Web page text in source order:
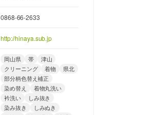
0868-66-2633
http://hinaya.sub.jp
岡山県 帯
津山
クリーニング
着物
県北
部分柄色替え補正
染め替え
着物丸洗い
衿洗い
しみ抜き
染み抜き
しみぬき